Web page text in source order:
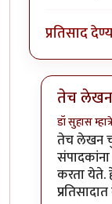
प्रतिसाद
तेच लेखन
डॉ सुहास म्हात्रे
In reply
तेच लेखन
करता येते.